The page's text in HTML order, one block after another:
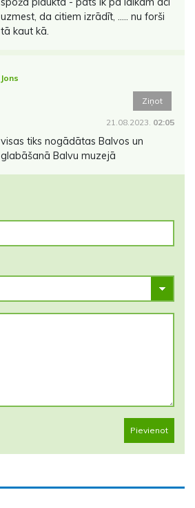
uzmest, da citiem izrādīt, ..... nu forši
tā kaut kā.
Jons
Ziņot
21.08.2023. 02:05
visas tiks nogādātas Balvos un
glabāšanā Balvu muzejā
Pievienot